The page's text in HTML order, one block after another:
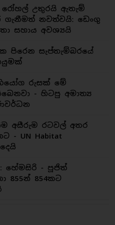
උතුරයි ඇතැම්
ගැනීමත් නවත්වයි: ඩෙංගු
සහාය අවශ්‍යයි
පිරෙන සැප්තැම්බරයේ
රුසක් මේ
- හිටපු අමාත්‍ය
අසීරුම රටවල් අතර
- UN Habitat
හේමසිරි - පූජිත්
855න් 854කට